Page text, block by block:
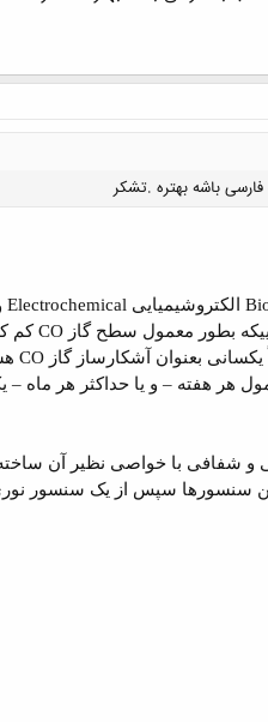
کلیک کنید تا باز شود...
الکتروشیمیایی Electrochemical
بطور معمول سطح گاز COکم
بعنوان آشکارساز گاز CO
هر هفته – و یا حداکثر هر
و شفافی با خواصی نظیر آن
این سنسورها سپس از یک سنسور